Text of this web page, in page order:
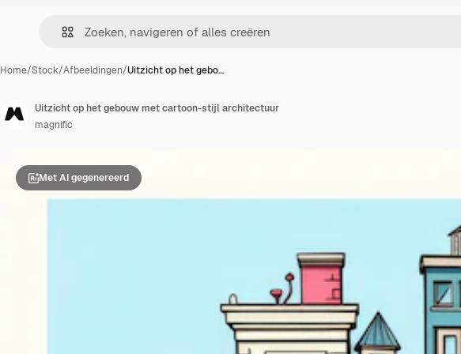
Home/Stock/Afbeeldingen/Uitzicht op het gebo…
Met AI gegenereerd
Uitzicht op het gebouw met cartoon-stijl architectuur
magnific